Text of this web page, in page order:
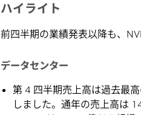
ハイライト
前四半期の業績発表以降も、
データセンター
第 4 四半期売上高は過去最
しました。通年の売上高は